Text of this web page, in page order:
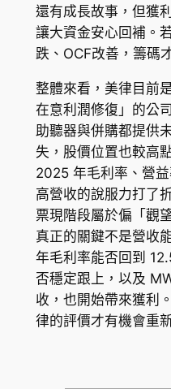
還有成長故事，但獲
讓大資金安心回補。
跌、OCF改善，籌碼
整體來看，美律目前
在意利潤修復」的公
助聽器與併購都提供
失，股價位置也較高
2025 年毛利率、營
高營收的說服力打了
票現階段屬於偏「觀
真正的關鍵不是營收
年毛利率能否回到
否穩定跟上，以及
收，也開始帶來獲利
律的評價才有機會重